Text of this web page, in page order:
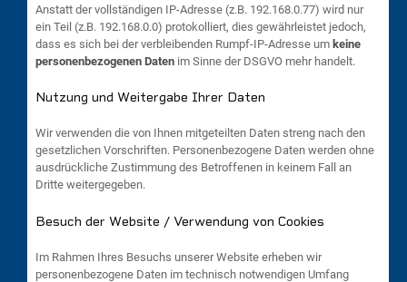
Anstatt der vollständigen IP-Adresse (z.B. 192.168.0.77) wird nur
ein Teil (z.B. 192.168.0.0) protokolliert, dies gewährleistet jedoch,
dass es sich bei der verbleibenden Rumpf-IP-Adresse um keine
personenbezogenen Daten im Sinne der DSGVO mehr handelt.
Nutzung und Weitergabe Ihrer Daten
Wir verwenden die von Ihnen mitgeteilten Daten streng nach den
gesetzlichen Vorschriften. Personenbezogene Daten werden ohne
ausdrückliche Zustimmung des Betroffenen in keinem Fall an
Dritte weitergegeben.
Besuch der Website / Verwendung von Cookies
Im Rahmen Ihres Besuchs unserer Website erheben wir
personenbezogene Daten im technisch notwendigen Umfang